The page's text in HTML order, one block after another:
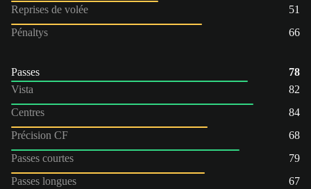
Reprises de volée
51
Pénaltys
66
Passes
78
Vista
82
Centres
84
Précision CF
68
Passes courtes
79
Passes longues
67